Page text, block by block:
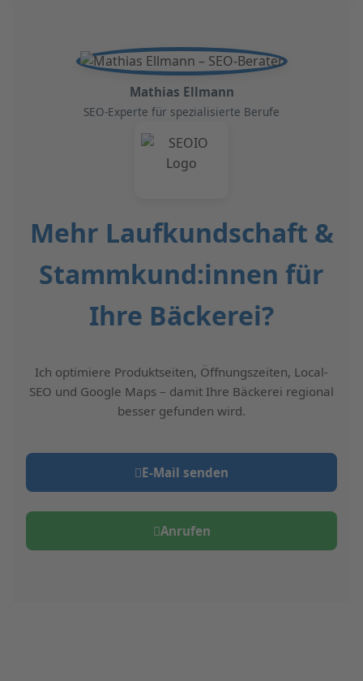
Mathias Ellmann
SEO-Experte für spezialisierte Berufe
Mehr Laufkundschaft &
Stammkund:innen für
Ihre Bäckerei?
Ich optimiere Produktseiten, Öffnungszeiten, Local-
SEO und Google Maps – damit Ihre Bäckerei regional
besser gefunden wird.
E‑Mail senden
Anrufen